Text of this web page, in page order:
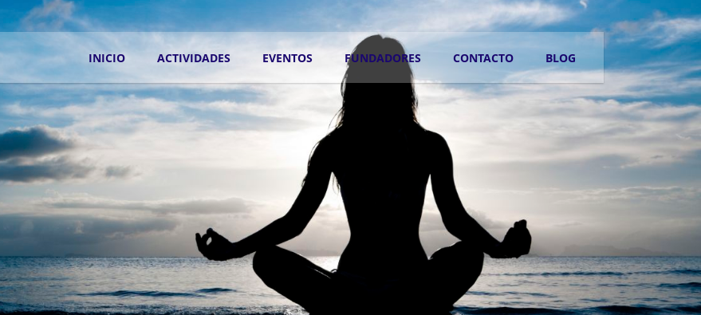
INICIO ACTIVIDADES EVENTOS FUNDADORES CONTACTO BLOG